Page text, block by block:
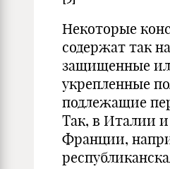
Некоторые
содержат так
защищенные
укрепленные
подлежащие
Так, в Италии
Франции,